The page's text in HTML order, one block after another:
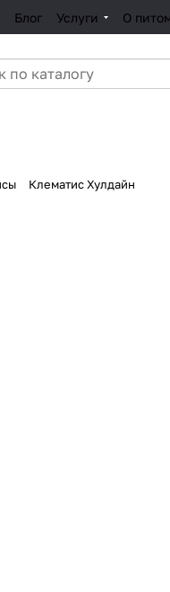
Блог Услуги О
Клематис Хулдайн